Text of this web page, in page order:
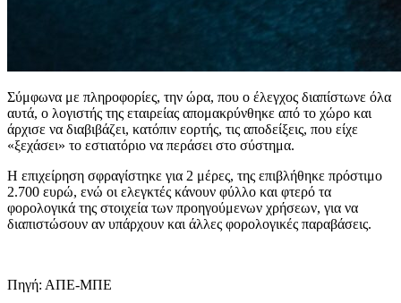
Σύμφωνα με πληροφορίες, την ώρα, που ο έλεγχος διαπίστωνε όλα
αυτά, ο λογιστής της εταιρείας απομακρύνθηκε από το χώρο και
άρχισε να διαβιβάζει, κατόπιν εορτής, τις αποδείξεις, που είχε
«ξεχάσει» το εστιατόριο να περάσει στο σύστημα.
Η επιχείρηση σφραγίστηκε για 2 μέρες, της επιβλήθηκε πρόστιμο
2.700 ευρώ, ενώ οι ελεγκτές κάνουν φύλλο και φτερό τα
φορολογικά της στοιχεία των προηγούμενων χρήσεων, για να
διαπιστώσουν αν υπάρχουν και άλλες φορολογικές παραβάσεις.
Πηγή: ΑΠΕ-ΜΠΕ